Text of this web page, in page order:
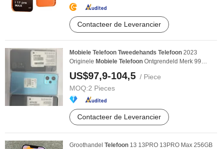
Contacteer de Leverancier
Mobiele Telefoon Tweedehands Telefoon 2023
Originele Mobiele Telefoon Ontgrendeld Merk 99
Nieuwe ...
US$97,9-104,5 / Piece
MOQ:2 Pieces
Contacteer de Leverancier
Groothandel Telefoon 13 13PRO 13PRO Max 256GB